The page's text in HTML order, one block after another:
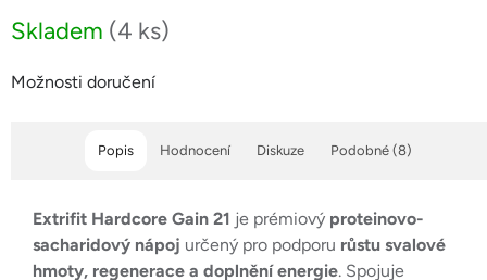
Skladem (4 ks)
Možnosti doručení
Popis Podobné (8)
Hodnocení Diskuze
Extrifit Hardcore Gain 21 je prémiový proteinovo-
sacharidový nápoj určený pro podporu růstu svalové
hmoty, regenerace a doplnění energie. Spojuje